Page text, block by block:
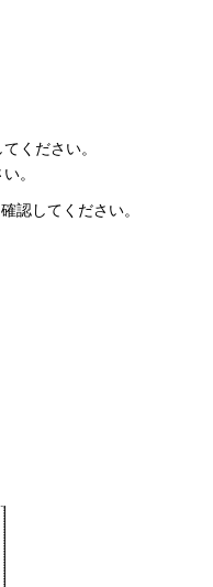
ください。
。
認してください。